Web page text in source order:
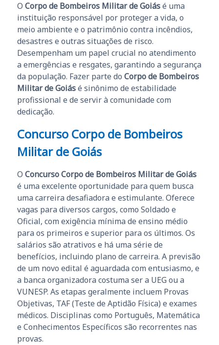
O Corpo de Bombeiros Militar de Goiásé uma
instituição responsável por proteger a vida, o
meio ambiente e o patrimônio contra incêndios,
desastres e outras situações de risco.
Desempenham um papel crucial no atendimento
a emergências e resgates, garantindo a segurança
da população. Fazer parte do Corpo de Bombeiros
Militar de Goiásé sinônimo de estabilidade
profissional e de servir à comunidade com
dedicação.
Concurso Corpo de Bombeiros
Militar de Goiás
O Concurso Corpo de Bombeiros Militar de Goiás
é uma excelente oportunidade para quem busca
uma carreira desafiadora e estimulante. Oferece
vagas para diversos cargos, como Soldado e
Oficial, com exigência mínima de ensino médio
para os primeiros e superior para os últimos. Os
salários são atrativos e há uma série de
benefícios, incluindo plano de carreira. A previsão
de um novo edital é aguardada com entusiasmo, e
a banca organizadora costuma ser a UEG ou a
VUNESP. As etapas geralmente incluem Provas
Objetivas, TAF (Teste de Aptidão Física) e exames
médicos. Disciplinas como Português, Matemática
e Conhecimentos Específicos são recorrentes nas
provas.